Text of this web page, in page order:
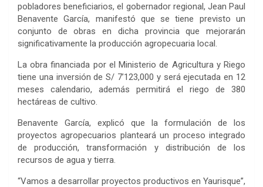
pobladores beneficiarios, el gobernador regional, Jean Paul
Benavente García, manifestó que se tiene previsto un
conjunto de obras en dicha provincia que mejorarán
significativamente la producción agropecuaria local.
La obra financiada por el Ministerio de Agricultura y Riego
tiene una inversión de S/ 7’123,000 y será ejecutada en 12
meses calendario, además permitirá el riego de 380
hectáreas de cultivo.
Benavente García, explicó que la formulación de los
proyectos agropecuarios planteará un proceso integrado
de producción, transformación y distribución de los
recursos de agua y tierra.
“Vamos a desarrollar proyectos productivos en Yaurisque”,